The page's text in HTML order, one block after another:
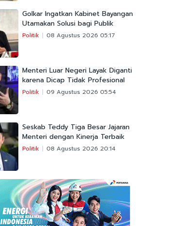
Golkar Ingatkan Kabinet Bayangan
Utamakan Solusi bagi Publik
Politik 08 Agustus 2026 05:17
Menteri Luar Negeri Layak Diganti
karena Dicap Tidak Profesional
Politik 09 Agustus 2026 05:54
Seskab Teddy Tiga Besar Jajaran
Menteri dengan Kinerja Terbaik
Politik 08 Agustus 2026 20:14